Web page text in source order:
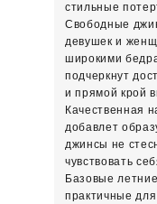
стильные
Свободные
девушек и
широкими
подчеркнут
и прямой крой
Качественная
добавлет
джинсы не
чувствовать
Базовые
практичные